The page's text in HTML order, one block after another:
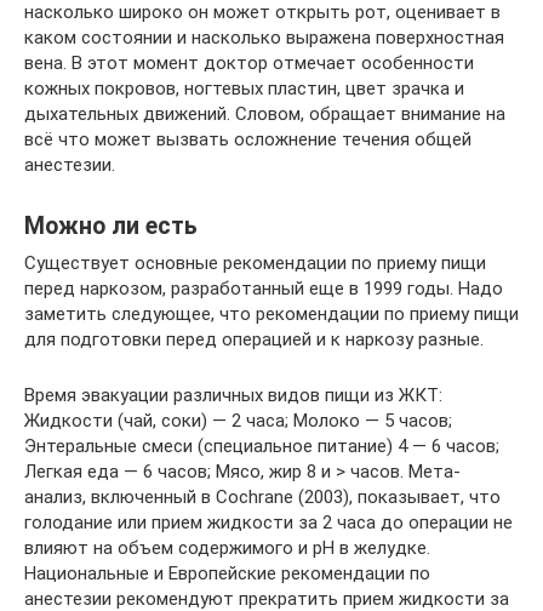
насколько широко он может открыть рот, оценивает в
каком состоянии и насколько выражена поверхностная
вена. В этот момент доктор отмечает особенности
кожных покровов, ногтевых пластин, цвет зрачка и
дыхательных движений. Словом, обращает внимание на
всё что может вызвать осложнение течения общей
анестезии.
Можно ли есть
Существует основные рекомендации по приему пищи
перед наркозом, разработанный еще в 1999 годы. Надо
заметить следующее, что рекомендации по приему пищи
для подготовки перед операцией и к наркозу разные.
Время эвакуации различных видов пищи из ЖКТ:
Жидкости (чай, соки) — 2 часа; Молоко — 5 часов;
Энтеральные смеси (специальное питание) 4 — 6 часов;
Легкая еда — 6 часов; Мясо, жир 8 и > часов. Мета-
анализ, включенный в Cochrane (2003), показывает, что
голодание или прием жидкости за 2 часа до операции не
влияют на объем содержимого и рН в желудке.
Национальные и Европейские рекомендации по
анестезии рекомендуют прекратить прием жидкости за